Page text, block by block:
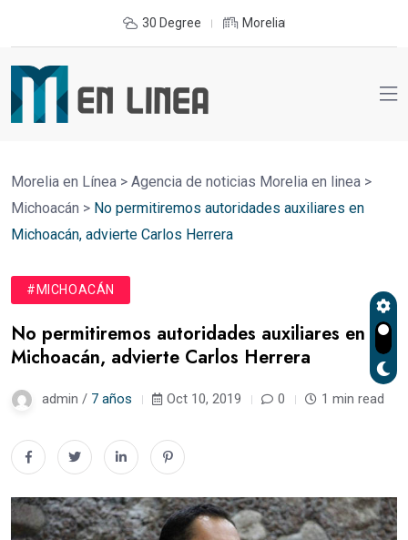
30 Degree Morelia
Morelia en Línea > Agencia de noticias Morelia en linea >
Michoacán > No permitiremos autoridades auxiliares en
Michoacán, advierte Carlos Herrera
#MICHOACÁN
No permitiremos autoridades auxiliares en
Michoacán, advierte Carlos Herrera
admin / 7 años Oct 10, 2019 0 1 min read